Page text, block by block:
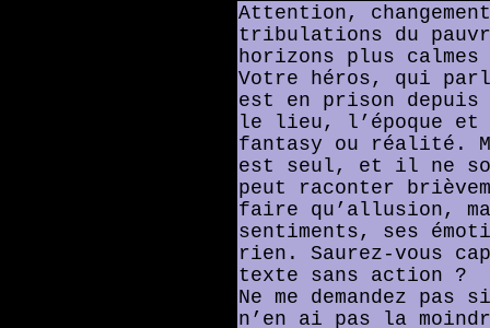
Attention,
tribulations du
horizons plus
Votre héros, qui
est en prison depuis
le lieu, l’époque et
fantasy ou réalité.
est seul, et il ne
peut raconter
faire qu’allusion,
sentiments, ses
rien. Saurez-vous
texte sans action ?
Ne me demandez
n’en ai pas la